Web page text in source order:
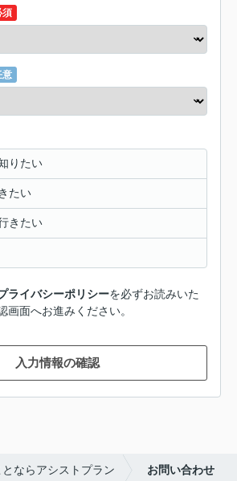
須
意
りたい
たい
きたい
ライバシーポリシーを必ずお読みいた
画面へお進みください。
入力情報の確認
ならアシストプラン お問い合わせ